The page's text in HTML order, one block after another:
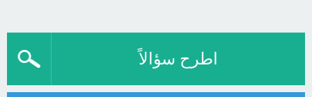
اطرح سؤالاً